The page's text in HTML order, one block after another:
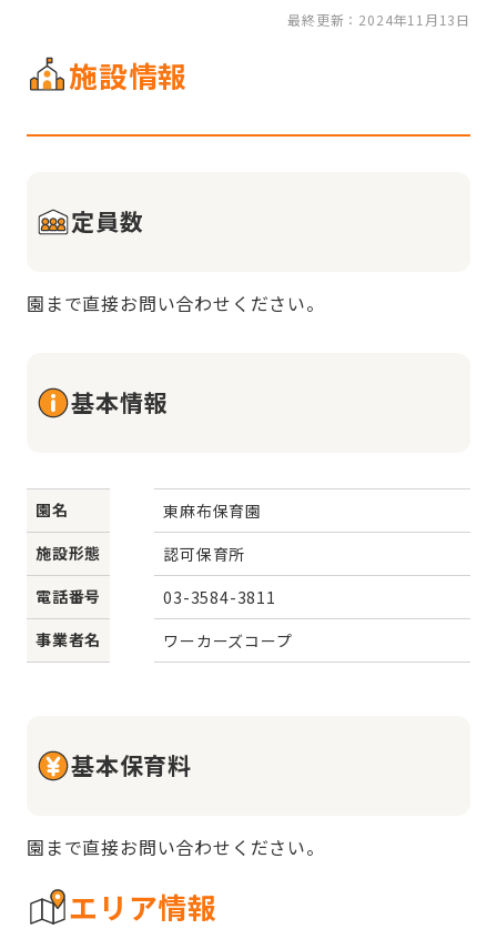
最終更新：2024年11月13日
施設情報
定員数
園まで直接お問い合わせください。
基本情報
園名
東麻布保育園
施設形態
認可保育所
電話番号
03-3584-3811
事業者名
ワーカーズコープ
基本保育料
園まで直接お問い合わせください。
エリア情報